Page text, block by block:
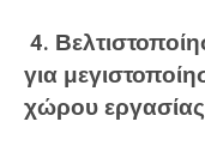
4.
για
χώρου εργασίας